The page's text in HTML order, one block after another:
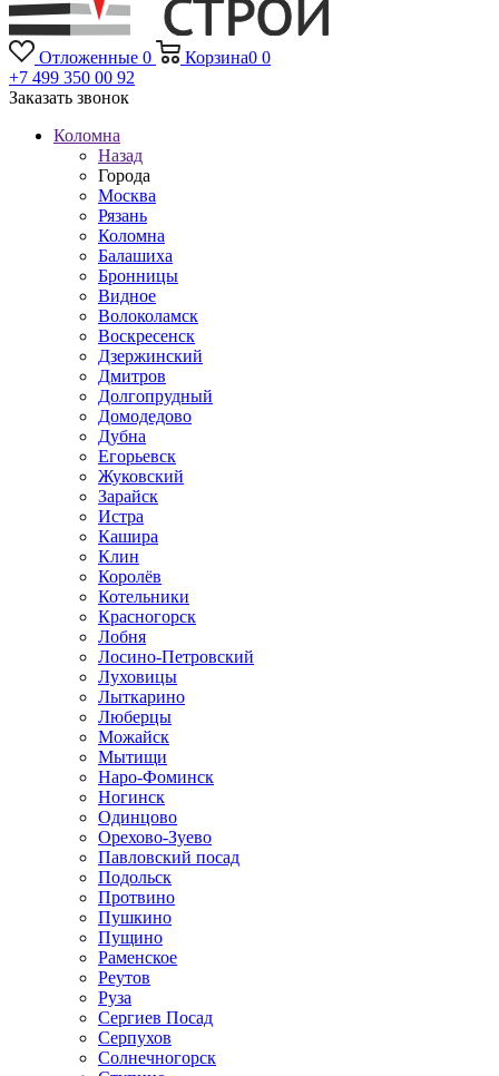
Отложенные 0 Корзина0 0
+7 499 350 00 92
Заказать звонок
Коломна
Назад
Города
Москва
Рязань
Коломна
Балашиха
Бронницы
Видное
Волоколамск
Воскресенск
Дзержинский
Дмитров
Долгопрудный
Домодедово
Дубна
Егорьевск
Жуковский
Зарайск
Истра
Кашира
Клин
Королёв
Котельники
Красногорск
Лобня
Лосино-Петровский
Луховицы
Лыткарино
Люберцы
Можайск
Мытищи
Наро-Фоминск
Ногинск
Одинцово
Орехово-Зуево
Павловский посад
Подольск
Протвино
Пушкино
Пущино
Раменское
Реутов
Руза
Сергиев Посад
Серпухов
Солнечногорск